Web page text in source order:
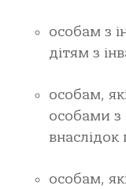
особам з
дітям з
особам,
особами з
внаслідок
особам,